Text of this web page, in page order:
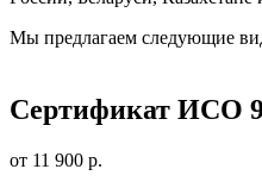
Мы предлагаем следующие
Сертификат ИСО
от 11 900 р.